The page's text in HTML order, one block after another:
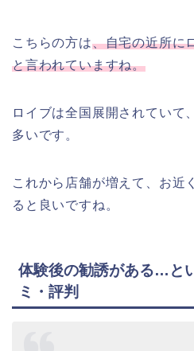
こちらの方は、自宅の近所に
と言われていますね。
ロイブは全国展開されていて
多いです。
これから店舗が増えて、お近
ると良いですね。
体験後の勧誘がある…と
ミ・評判